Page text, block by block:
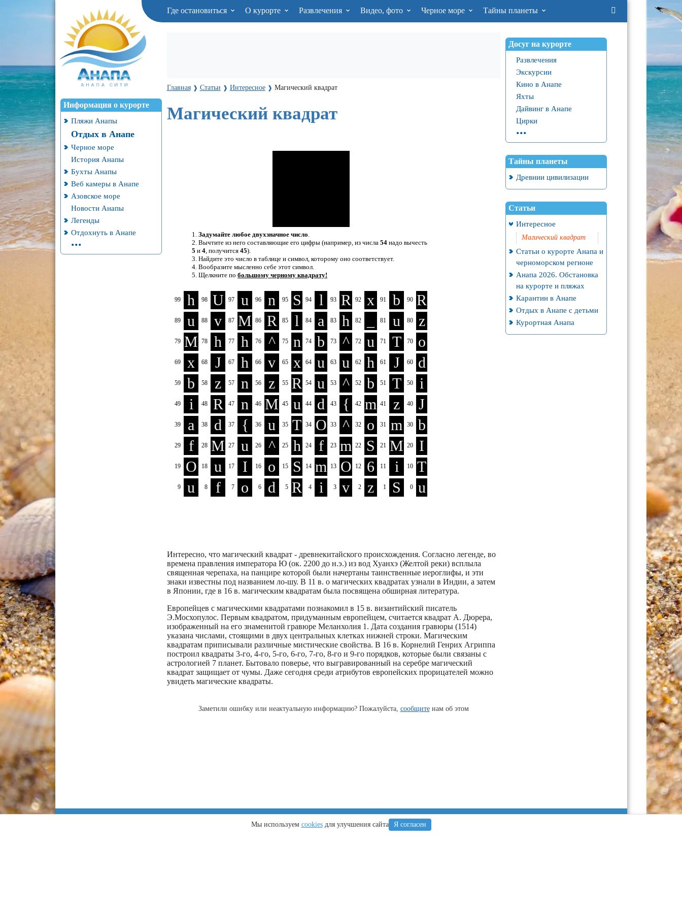
Где остановиться О курорте Развлечения Видео, фото Черное море Тайны планеты
Информация о курорте
Пляжи Анапы
Отдых в Анапе
Черное море
История Анапы
Бухты Анапы
Веб камеры в Анапе
Азовское море
Новости Анапы
Легенды
Отдохнуть в Анапе
...
Главная ❱ Статьи ❱ Интересное ❱ Магический квадрат
Магический квадрат
Интересно, что магический квадрат - древнекитайского происхождения. Согласно легенде, во
времена правления императора Ю (ок. 2200 до н.э.) из вод Хуанхэ (Желтой реки) всплыла
священная черепаха, на панцире которой были начертаны таинственные иероглифы, и эти
знаки известны под названием ло-шу. В 11 в. о магических квадратах узнали в Индии, а затем
в Японии, где в 16 в. магическим квадратам была посвящена обширная литература.
Европейцев с магическими квадратами познакомил в 15 в. византийский писатель
Э.Мосхопулос. Первым квадратом, придуманным европейцем, считается квадрат А. Дюрера,
изображенный на его знаменитой гравюре Меланхолия 1. Дата создания гравюры (1514)
указана числами, стоящими в двух центральных клетках нижней строки. Магическим
квадратам приписывали различные мистические свойства. В 16 в. Корнелий Генрих Агриппа
построил квадраты 3-го, 4-го, 5-го, 6-го, 7-го, 8-го и 9-го порядков, которые были связаны с
астрологией 7 планет. Бытовало поверье, что выгравированный на серебре магический
квадрат защищает от чумы. Даже сегодня среди атрибутов европейских прорицателей можно
увидеть магические квадраты.
Заметили ошибку или неактуальную информацию? Пожалуйста, сообщитенам об этом
Досуг на курорте
Развлечения
Экскурсии
Кино в Анапе
Яхты
Дайвинг в Анапе
Цирки
...
Тайны планеты
Древнии цивилизации
Статьи
Интересное
Магический квадрат
Статьи о курорте Анапа и
черноморском регионе
Анапа 2026. Обстановка
на курорте и пляжах
Карантин в Анапе
Отдых в Анапе с детьми
Курортная Анапа
Крым Регионы
Мы используем cookiesдля улучшения сайта Я согласен